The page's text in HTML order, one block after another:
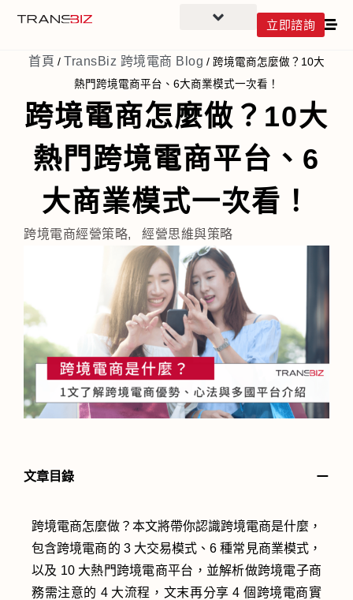
立即諮詢
首頁 / TransBiz 跨境電商 Blog / 跨境電商怎麼做？10大
熱門跨境電商平台、6大商業模式一次看！
跨境電商怎麼做？10大
熱門跨境電商平台、6
大商業模式一次看！
跨境電商經營策略, 經營思維與策略
文章目錄 －
跨境電商怎麼做？本文將帶你認識跨境電商是什麼，
包含跨境電商的 3 大交易模式、6 種常見商業模式，
以及 10 大熱門跨境電商平台，並解析做跨境電子商
務需注意的 4 大流程，文末再分享 4 個跨境電商實